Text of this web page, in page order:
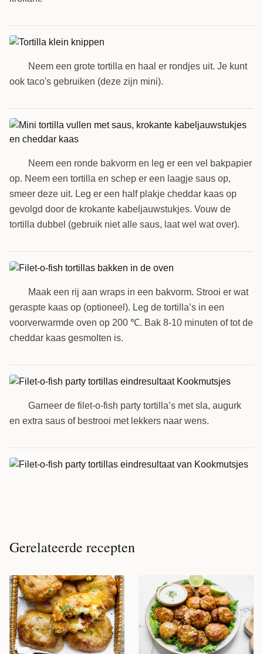
Neem een grote tortilla en haal er rondjes uit. Je kunt
ook taco's gebruiken (deze zijn mini).
Neem een ronde bakvorm en leg er een vel bakpapier
op. Neem een tortilla en schep er een laagje saus op,
smeer deze uit. Leg er een half plakje cheddar kaas op
gevolgd door de krokante kabeljauwstukjes. Vouw de
tortilla dubbel (gebruik niet alle saus, laat wel wat over).
Maak een rij aan wraps in een bakvorm. Strooi er wat
geraspte kaas op (optioneel). Leg de tortilla’s in een
voorverwarmde oven op 200 ℃. Bak 8-10 minuten of tot de
cheddar kaas gesmolten is.
Garneer de filet-o-fish party tortilla’s met sla, augurk
en extra saus of bestrooi met lekkers naar wens.
Gerelateerde recepten